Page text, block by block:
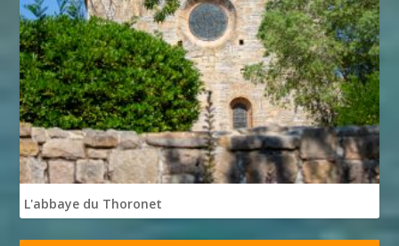
L'abbaye du Thoronet